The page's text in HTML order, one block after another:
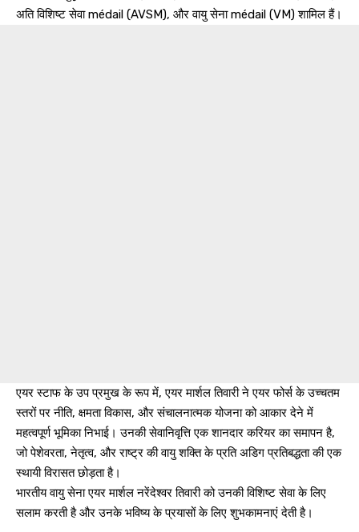
अति विशिष्ट सेवा médail (AVSM), और वायु सेना médail (VM) शामिल हैं।
एयर स्टाफ के उप प्रमुख के रूप में, एयर मार्शल तिवारी ने एयर फोर्स के उच्चतम
स्तरों पर नीति, क्षमता विकास, और संचालनात्मक योजना को आकार देने में
महत्वपूर्ण भूमिका निभाई। उनकी सेवानिवृत्ति एक शानदार करियर का समापन है,
जो पेशेवरता, नेतृत्व, और राष्ट्र की वायु शक्ति के प्रति अडिग प्रतिबद्धता की एक
स्थायी विरासत छोड़ता है।
भारतीय वायु सेना एयर मार्शल नरेंदेश्वर तिवारी को उनकी विशिष्ट सेवा के लिए
सलाम करती है और उनके भविष्य के प्रयासों के लिए शुभकामनाएं देती है।